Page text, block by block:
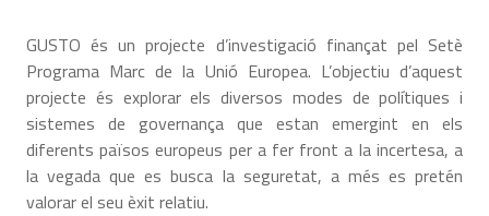
GUSTO és un projecte d’investigació finançat pel Setè
Programa Marc de la Unió Europea. L’objectiu d’aquest
projecte és explorar els diversos modes de polítiques i
sistemes de governança que estan emergint en els
diferents països europeus per a fer front a la incertesa, a
la vegada que es busca la seguretat, a més es pretén
valorar el seu èxit relatiu.